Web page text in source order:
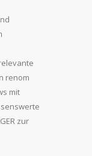
renom
mit
zur